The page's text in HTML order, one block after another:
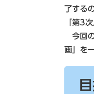
了する
「第3
今回の
画」を